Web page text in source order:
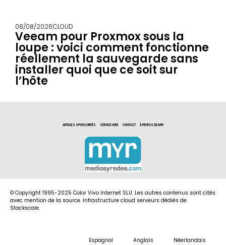
08/08/2026CLOUD
Veeam pour Proxmox sous la
loupe : voici comment fonctionne
réellement la sauvegarde sans
installer quoi que ce soit sur
l’hôte
ARTICLES SPONSORITÉS SERVICE WEB CONTACT À PROPOS DE MYR
© Copyright 1995-2025 Color Vivo Internet SLU. Les autres contenus sont cités
avec mention de la source. Infrastructure cloud serveurs dédiés de
Stackscale.
Espagnol Anglais Néerlandais